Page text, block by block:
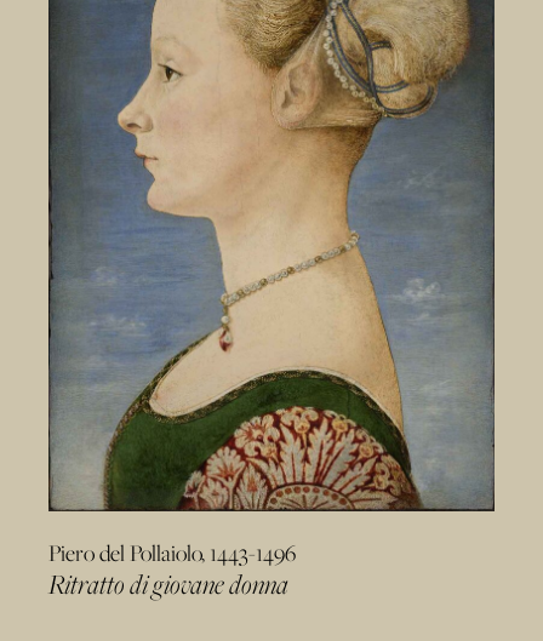
Piero del Pollaiolo, 1443-1496
Ritratto di giovane donna